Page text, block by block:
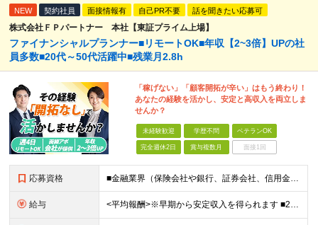
NEW 契約社員 面接情報有 自己PR不要 話を聞きたい応募可
株式会社ＦＰパートナー 本社【東証プライム上場】
ファイナンシャルプランナー■リモートOK■年収【2~3倍】UPの社
員多数■20代～50代活躍中■残業月2.8h
「稼げない」「顧客開拓が辛い」はもう終わり！
あなたの経験を活かし、安定と高収入を両立しま
せんか？
未経験歓迎 学歴不問 ベテランOK
完全週休2日 賞与複数月 面接1回
応募資格 ■金融業界（保険会社や銀行、証券会社、信用金庫など）の営業経験をお持ちの方 ■学歴不問 ※第二新卒の方も歓迎します ※直販の保険営業職経験者も多数活躍中。 お客さまへのご提案に集中できる仕組みにより
給与 <平均報酬>※早期から安定収入を得られます ■2年目～：888万円 ■3年目～：960万円 ■4年目～：1028万円 ★成果連動型報酬（営業成績に応じて支給/45時間分固定残業代含む/超過分は別途支